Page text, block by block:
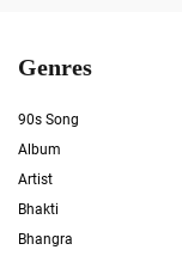
Genres
90s Song
Album
Artist
Bhakti
Bhangra